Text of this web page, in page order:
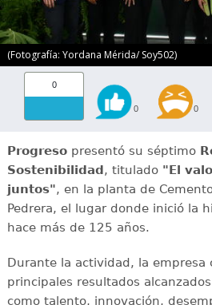
(Fotografía: Yordana Mérida/ Soy502)
0
0 0
Progresopresentó su séptimo
Sostenibilidad, titulado "El
juntos", en la planta de
Pedrera, el lugar donde inició la
hace más de 125 años.
Durante la actividad, la empresa
principales resultados
como talento, innovación,